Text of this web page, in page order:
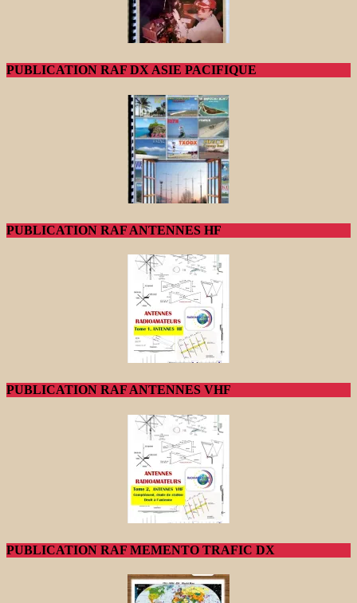
PUBLICATION RAF DX ASIE PACIFIQUE
PUBLICATION RAF ANTENNES HF
PUBLICATION RAF ANTENNES VHF
PUBLICATION RAF MEMENTO TRAFIC DX